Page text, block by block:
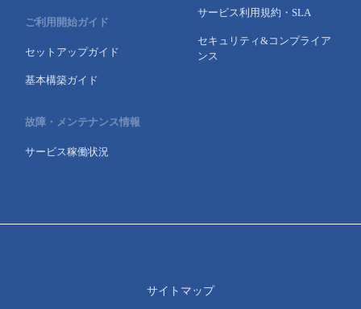
ご利用開始ガイド
セットアップガイド
基本構築ガイド
故障・メンテナンス情報
サービス稼働状況
サービス利用規約・SLA
セキュリティ&コンプライア
ンス
サイトマップ